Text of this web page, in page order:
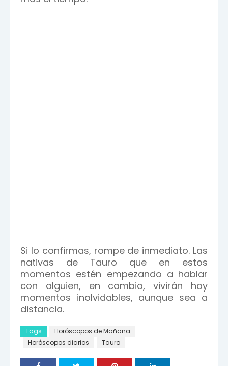
Si lo confirmas, rompe de inmediato. Las
nativas de Tauro que en estos
momentos estén empezando a hablar
con alguien, en cambio, vivirán hoy
momentos inolvidables, aunque sea a
distancia.
Tags
Horóscopos de Mañana
Horóscopos diarios
Tauro